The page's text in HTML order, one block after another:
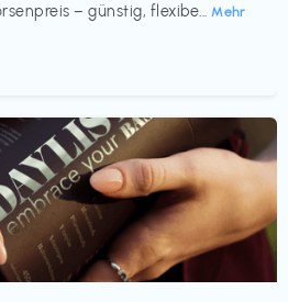
– günstig, flexibe... Mehr